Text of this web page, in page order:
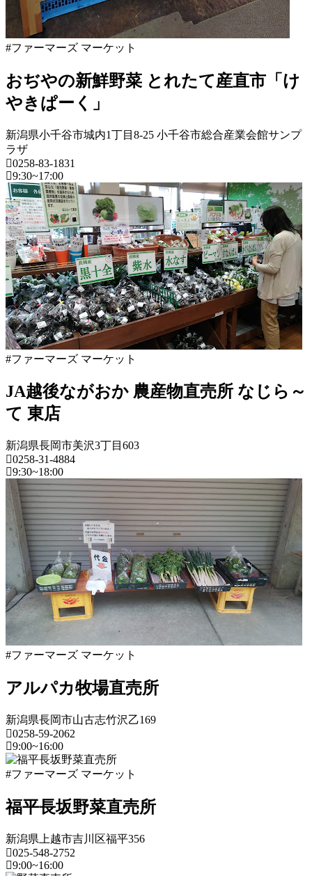
#ファーマーズ マーケット
おぢやの新鮮野菜 とれたて産直市「け
やきぱーく」
新潟県小千谷市城内1丁目8-25 小千谷市総合産業会館サンプ
ラザ
0258-83-1831
9:30~17:00
新
潟
県
フ
ァ
ー
マ
ー
ズ
マ
ー
ッ
ト
2022
8
月
18
日
2022
年
8
20
直
売
所
ね
#ファーマーズ マーケット
JA越後ながおか 農産物直売所 なじら～
て 東店
新潟県長岡市美沢3丁目603
0258-31-4884
9:30~18:00
新
潟
県
マ
ー
ズ
マ
ー
ッ
ト
年
8
月
18
日
年
8
月
20
日
売
ね
っ
と
#ファーマーズ マーケット
アルパカ牧場直売所
新潟県長岡市山古志竹沢乙169
0258-59-2062
9:00~16:00
県
ァ
ー
マ
#ファーマーズ マーケット
福平長坂野菜直売所
新潟県上越市吉川区福平356
025-548-2752
9:00~16:00